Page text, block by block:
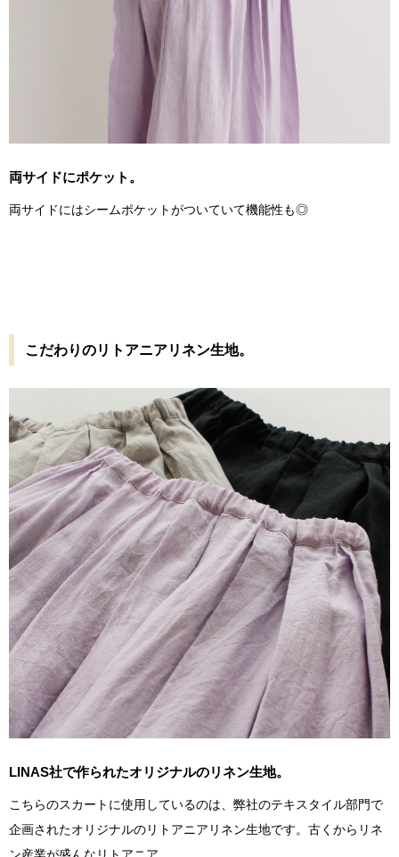
両サイドにポケット。
両サイドにはシームポケットがついていて機能性も◎
こだわりのリトアニアリネン生地。
LINAS社で作られたオリジナルのリネン生地。
こちらのスカートに使用しているのは、弊社のテキスタイル部門で
企画されたオリジナルのリトアニアリネン生地です。古くからリネ
ン産業が盛んなリトアニア。